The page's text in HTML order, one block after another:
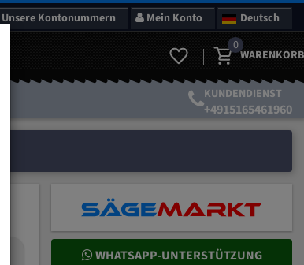
Unsere Kontonummern Mein Konto Deutsch
0
WARENKORB
KUNDENDIENST
+4915165461960
WHATSAPP-UNTERSTÜTZUNG